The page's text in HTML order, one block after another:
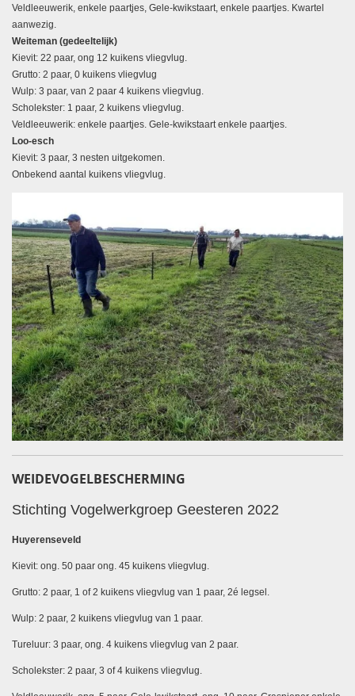
Veldleeuwerik, enkele paartjes, Gele-kwikstaart, enkele paartjes. Kwartel
aanwezig.
Weiteman (gedeeltelijk)
Kievit: 22 paar, ong 12 kuikens vliegvlug.
Grutto: 2 paar, 0 kuikens vliegvlug
Wulp: 3 paar, van 2 paar 4 kuikens vliegvlug.
Scholekster: 1 paar, 2 kuikens vliegvlug.
Veldleeuwerik: enkele paartjes. Gele-kwikstaart enkele paartjes.
Loo-esch
Kievit: 3 paar, 3 nesten uitgekomen.
Onbekend aantal kuikens vliegvlug.
WEIDEVOGELBESCHERMING
Stichting Vogelwerkgroep Geesteren 2022
Huyerenseveld
Kievit: ong. 50 paar ong. 45 kuikens vliegvlug.
Grutto: 2 paar, 1 of 2 kuikens vliegvlug van 1 paar, 2é legsel.
Wulp: 2 paar, 2 kuikens vliegvlug van 1 paar.
Tureluur: 3 paar, ong. 4 kuikens vliegvlug van 2 paar.
Scholekster: 2 paar, 3 of 4 kuikens vliegvlug.